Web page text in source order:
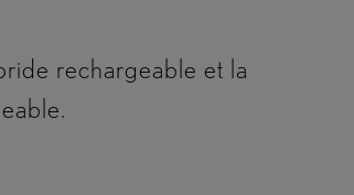
rechargeable et la